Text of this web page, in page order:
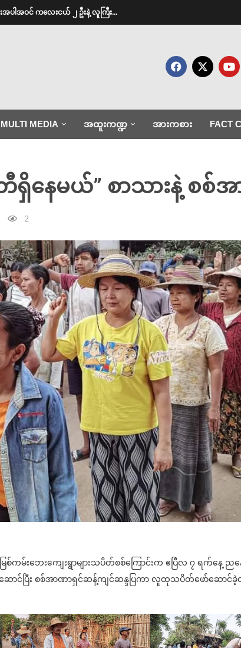
ပါအဝင် ကလေးငယ် ၂ ဦးနဲ့ လူကြီး...
MULTI MEDIA အထူးကဏ္ဍ အားကစား FACT
နေမယ်” စာသားနဲ့ စစ်အ
2
စ်ကမ်းဘေးကျေးရွာများသပိတ်စစ်ကြောင်းက ဧပြီလ ၇ ရက်နေ့ ညန
ောင်ပြီး စစ်အာဏာရှင်ဆန့်ကျင်ဆန္ဒပြကာ လူထုသပိတ်ဖော်ဆော